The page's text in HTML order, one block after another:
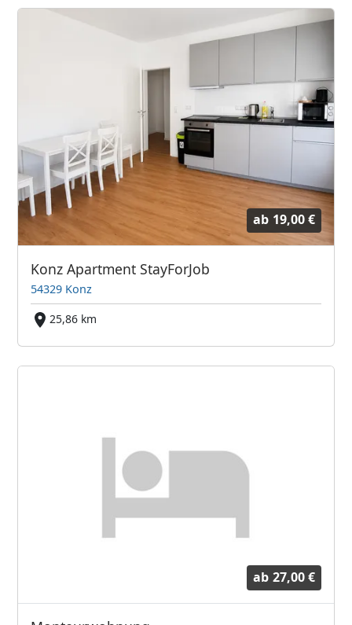
ab 19,00 €
Konz Apartment StayForJob
54329 Konz
25,86 km
ab 27,00 €